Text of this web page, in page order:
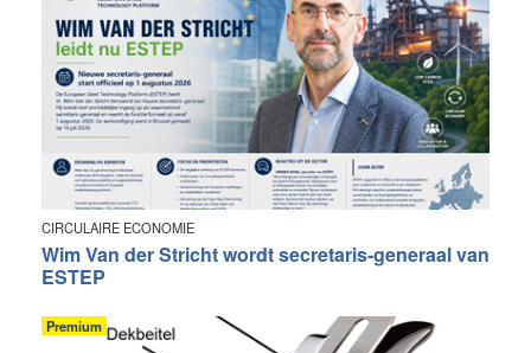
CIRCULAIRE ECONOMIE
Wim Van der Stricht wordt secretaris-generaal van
ESTEP
Premium